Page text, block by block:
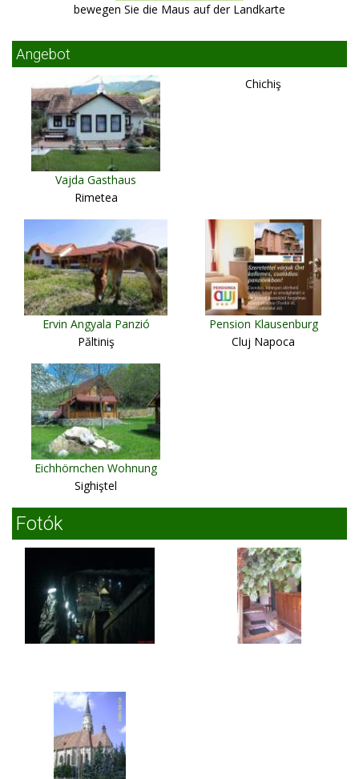
bewegen Sie die Maus auf der Landkarte
Angebot
Vajda Gasthaus
Rimetea
Chichiş
Ervin Angyala Panzió
Păltiniş
Pension Klausenburg
Cluj Napoca
Eichhörnchen Wohnung
Sighiştel
Fotók